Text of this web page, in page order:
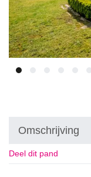
Omschrijving
Deel dit pand